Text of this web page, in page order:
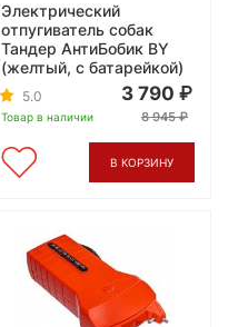
Электрический
отпугиватель собак
Тандер АнтиБобик BY
(желтый, с батарейкой)
5.0
Товар в наличии
3 790
8 945
В КОРЗИНУ